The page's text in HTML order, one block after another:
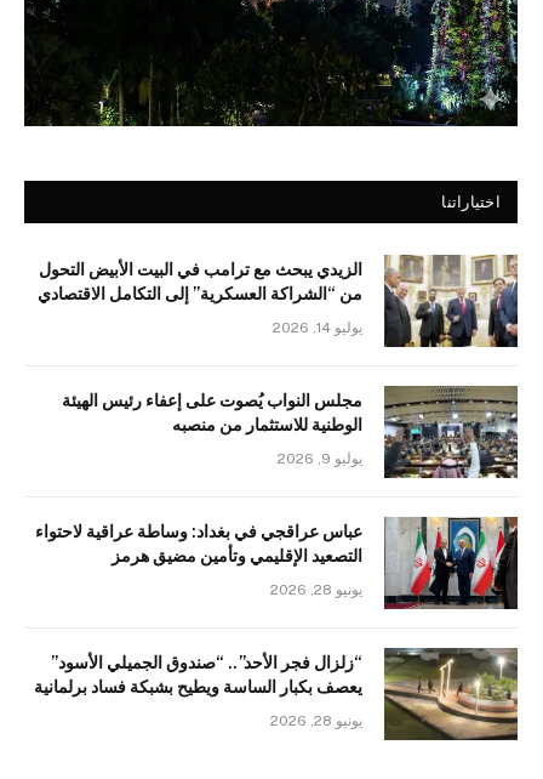
اختياراتنا
الزيدي يبحث مع ترامب في البيت الأبيض التحول
من “الشراكة العسكرية” إلى التكامل الاقتصادي
يوليو 14, 2026
مجلس النواب يُصوت على إعفاء رئيس الهيئة
الوطنية للاستثمار من منصبه
يوليو 9, 2026
عباس عراقجي في بغداد: وساطة عراقية لاحتواء
التصعيد الإقليمي وتأمين مضيق هرمز
يونيو 28, 2026
“زلزال فجر الأحد”.. “صندوق الجميلي الأسود”
يعصف بكبار الساسة ويطيح بشبكة فساد برلمانية
يونيو 28, 2026